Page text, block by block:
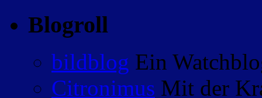
Blogroll
bildblog Ein
Citronimus Mit der